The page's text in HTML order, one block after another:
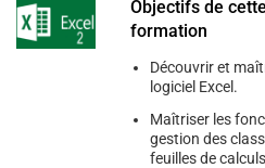
help
you
navigate
Objectifs de cette
formation
Découvrir et
logiciel Excel.
Maîtriser les
gestion des
feuilles de